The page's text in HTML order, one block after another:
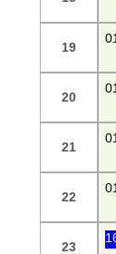
19
01
20
01
21
01
22
01
23